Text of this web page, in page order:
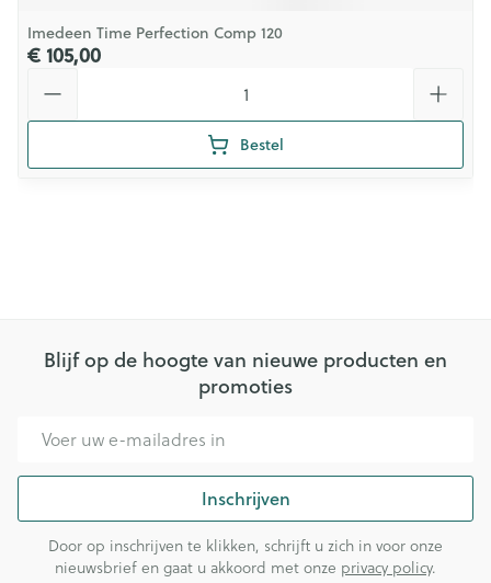
Imedeen Time Perfection Comp 120
€ 105,00
Bestel
Blijf op de hoogte van nieuwe producten en
promoties
Inschrijven
Door op inschrijven te klikken, schrijft u zich in voor onze
nieuwsbrief en gaat u akkoord met onze privacy policy.